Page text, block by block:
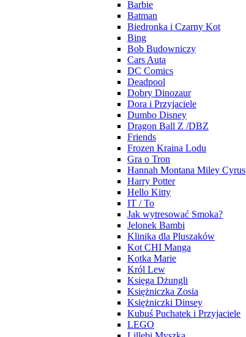
Barbie
Batman
Biedronka i Czarny Kot
Bing
Bob Budowniczy
Cars Auta
DC Comics
Deadpool
Dobry Dinozaur
Dora i Przyjaciele
Dumbo Disney
Dragon Ball Z /DBZ
Friends
Frozen Kraina Lodu
Gra o Tron
Hannah Montana Miley Cyrus
Harry Potter
Hello Kitty
IT / To
Jak wytresować Smoka?
Jelonek Bambi
Klinika dla Pluszaków
Kot CHI Manga
Kotka Marie
Król Lew
Księga Dżungli
Księżniczka Zosia
Księżniczki Dinsey
Kubuś Puchatek i Przyjaciele
LEGO